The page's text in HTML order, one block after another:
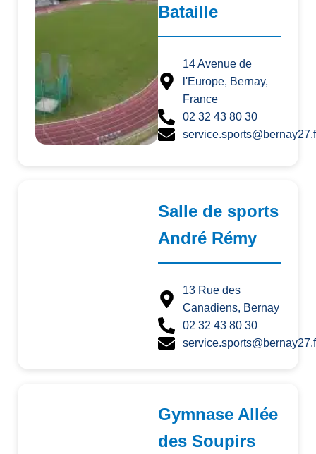
Bataille
14 Avenue de
l'Europe, Bernay,
France
02 32 43 80 30
Salle de sports
André Rémy
13 Rue des
Canadiens, Bernay
02 32 43 80 30
Gymnase Allée
des Soupirs